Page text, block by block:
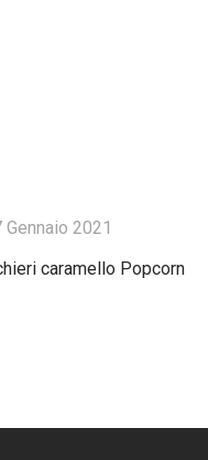
Gennaio 2021
caramello Popcorn